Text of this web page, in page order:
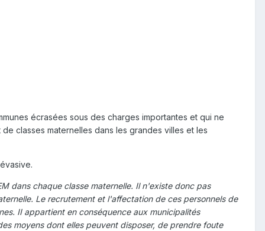
écrasées sous des charges importantes et qui ne
classes maternelles dans les grandes villes et les
dans chaque classe maternelle. Il n'existe donc pas
Le recrutement et l'affectation de ces personnels de
II appartient en conséquence aux municipalités
moyens dont elles peuvent disposer, de prendre foute